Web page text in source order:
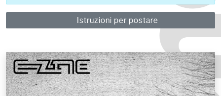
Istruzioni per postare